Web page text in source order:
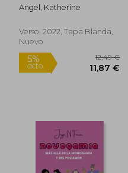
Women and Desire in
the age of Consent
Angel, Katherine
Verso, 2022, Tapa Blanda,
Nuevo